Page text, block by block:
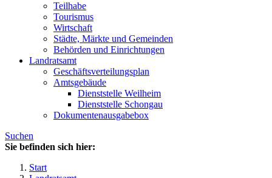
Teilhabe
Tourismus
Wirtschaft
Städte, Märkte und Gemeinden
Behörden und Einrichtungen
Landratsamt
Geschäftsverteilungsplan
Amtsgebäude
Dienststelle Weilheim
Dienststelle Schongau
Dokumentenausgabebox
Suchen
Sie befinden sich hier:
Start